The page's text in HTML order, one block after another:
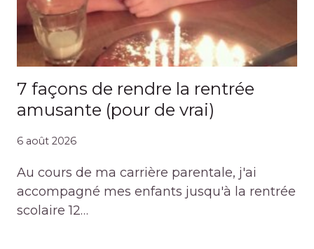
7 façons de rendre la rentrée
amusante (pour de vrai)
6 août 2026
Au cours de ma carrière parentale, j'ai
accompagné mes enfants jusqu'à la rentrée
scolaire 12…